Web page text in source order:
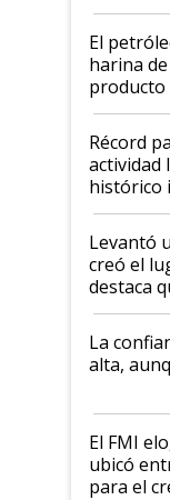
El
harina
producto
el agro
diez
liderazgo
récord
Récord
actividad
histórico
cosecha
Levantó
creó el
destaca
plata a
Juan
que de
de Milei
La
alta,
El FMI
ubicó
para el